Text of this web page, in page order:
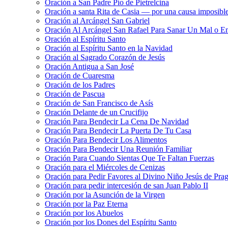
Oración a San Padre Pío de Pietrelcina
Oración a santa Rita de Casia — por una causa
Oración al Arcángel San Gabriel
Oración Al Arcángel San Rafael Para Sanar Un Mal o
Oración al Espíritu Santo
Oración al Espíritu Santo en la Navidad
Oración al Sagrado Corazón de Jesús
Oración Antigua a San José
Oración de Cuaresma
Oración de los Padres
Oración de Pascua
Oración de San Francisco de Asís
Oración Delante de un Crucifijo
Oración Para Bendecir La Cena De Navidad
Oración Para Bendecir La Puerta De Tu Casa
Oración Para Bendecir Los Alimentos
Oración Para Bendecir Una Reunión Familiar
Oración Para Cuando Sientas Que Te Faltan Fuerzas
Oración para el Miércoles de Cenizas
Oración para Pedir Favores al Divino Niño Jesús de
Oración para pedir intercesión de san Juan Pablo II
Oración por la Asunción de la Virgen
Oración por la Paz Eterna
Oración por los Abuelos
Oración por los Dones del Espíritu Santo